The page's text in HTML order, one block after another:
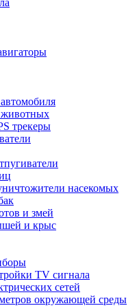
животных
трекеры
насекомых
и змей
и крыс
TV сигнала
сетей
окружающей среды